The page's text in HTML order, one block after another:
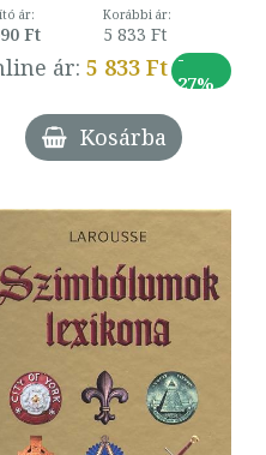
ár:
Ft
Korábbi ár:
5 833 Ft
ár: 5 833 Ft -
27%
Kosárba